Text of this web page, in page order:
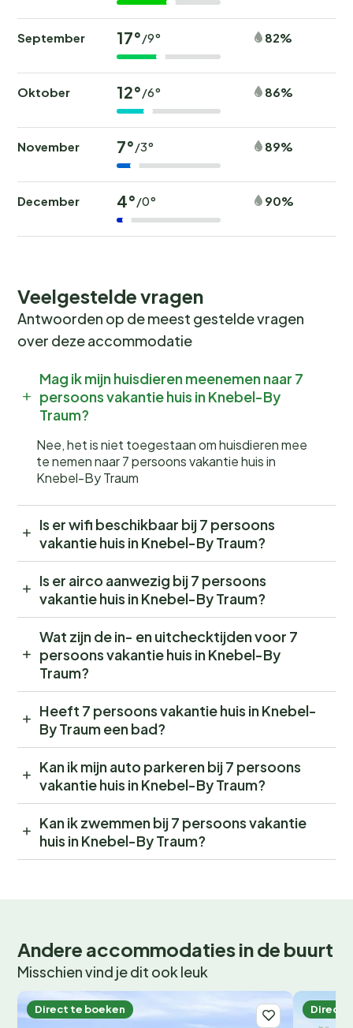
September 17°/9° 82%
Oktober 12°/6° 86%
November 7°/3° 89%
December 4°/0° 90%
Veelgestelde vragen
Antwoorden op de meest gestelde vragen
over deze accommodatie
Mag ik mijn huisdieren meenemen naar 7
persoons vakantie huis in Knebel-By
Traum?
Nee, het is niet toegestaan om huisdieren mee
te nemen naar 7 persoons vakantie huis in
Knebel-By Traum
Is er wifi beschikbaar bij 7 persoons
vakantie huis in Knebel-By Traum?
Is er airco aanwezig bij 7 persoons
vakantie huis in Knebel-By Traum?
Wat zijn de in- en uitchecktijden voor 7
persoons vakantie huis in Knebel-By
Traum?
Heeft 7 persoons vakantie huis in Knebel-
By Traum een bad?
Kan ik mijn auto parkeren bij 7 persoons
vakantie huis in Knebel-By Traum?
Kan ik zwemmen bij 7 persoons vakantie
huis in Knebel-By Traum?
Andere accommodaties in de buurt
Misschien vind je dit ook leuk
Direct te boeken Direct